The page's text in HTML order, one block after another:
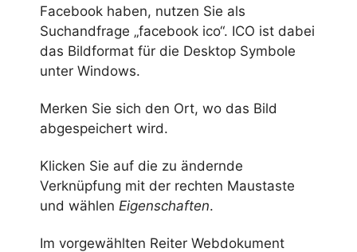
Facebook haben, nutzen Sie als
Suchandfrage „facebook ico“. ICO ist dabei
das Bildformat für die Desktop Symbole
unter Windows.
Merken Sie sich den Ort, wo das Bild
abgespeichert wird.
Klicken Sie auf die zu ändernde
Verknüpfung mit der rechten Maustaste
und wählen Eigenschaften.
Im vorgewählten Reiter Webdokument